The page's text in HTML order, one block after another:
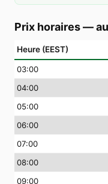
Prix horaires —
Heure (EEST)
03:00
04:00
05:00
06:00
07:00
08:00
09:00